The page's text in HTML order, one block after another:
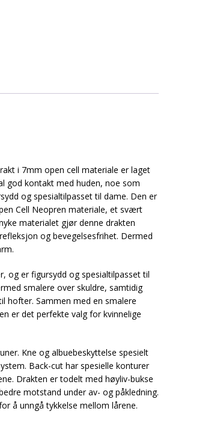
i 7mm open cell materiale er laget
god kontakt med huden, noe som
og spesialtilpasset til dame. Den er
Cell Neopren materiale, et svært
materialet gjør denne drakten
og bevegelsesfrihet. Dermed
og er figursydd og spesialtilpasset til
smalere over skuldre, samtidig
hofter. Sammen med en smalere
er det perfekte valg for kvinnelige
Kne og albuebeskyttelse spesielt
Back-cut har spesielle konturer
Drakten er todelt med høyliv-bukse
motstand under av- og påkledning.
å unngå tykkelse mellom lårene.